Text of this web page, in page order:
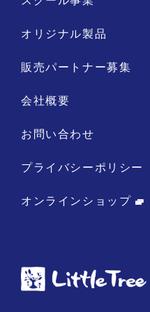
オリジナル製品
販売パートナー募集
会社概要
お問い合わせ
プライバシーポリシー
オンラインショップ